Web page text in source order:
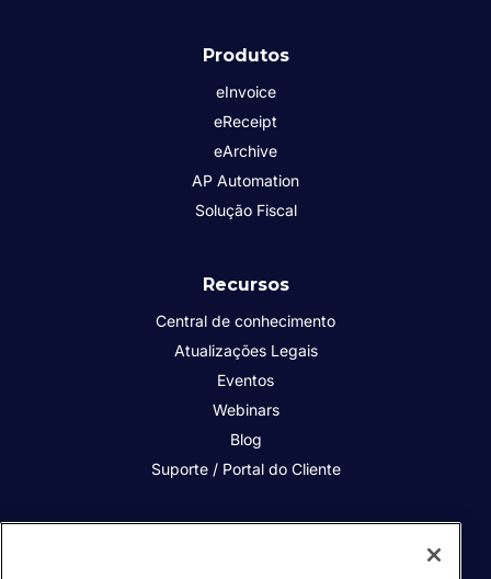
Produtos
eInvoice
eReceipt
eArchive
AP Automation
Solução Fiscal
Recursos
Central de conhecimento
Atualizações Legais
Eventos
Webinars
Blog
Suporte / Portal do Cliente